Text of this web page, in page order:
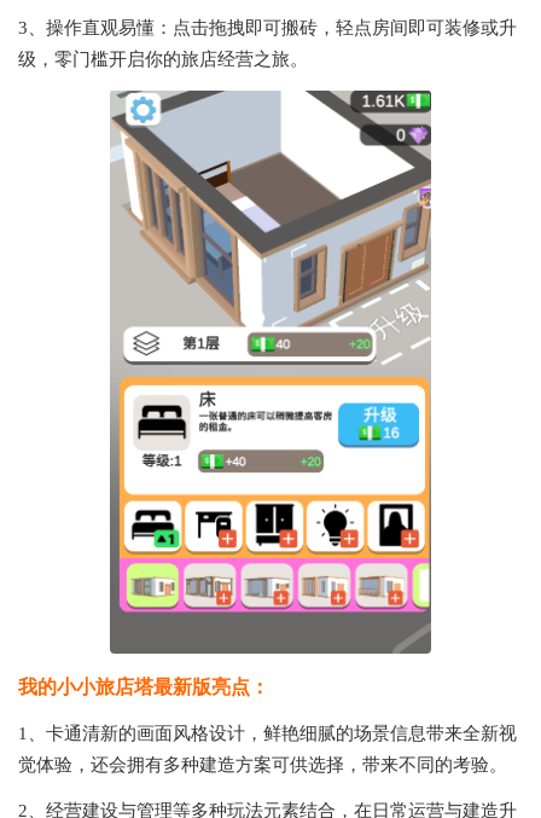
3、操作直观易懂：点击拖拽即可搬砖，轻点房间即可装修或升
级，零门槛开启你的旅店经营之旅。
我的小小旅店塔最新版亮点：
1、卡通清新的画面风格设计，鲜艳细腻的场景信息带来全新视
觉体验，还会拥有多种建造方案可供选择，带来不同的考验。
2、经营建设与管理等多种玩法元素结合，在日常运营与建造升